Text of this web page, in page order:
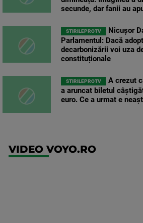
secunde, dar fanii au
STIRILEPROTV
Nicușor
Parlamentul: Dacă
decarbonizării voi uza
constituționale
STIRILEPROTV
A crezut
a aruncat biletul
euro. Ce a urmat e
VIDEO VOYO.RO